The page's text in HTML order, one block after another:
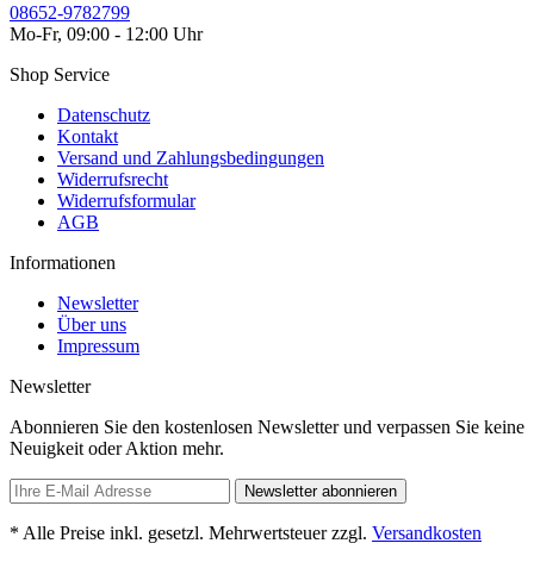
08652-9782799
Mo-Fr, 09:00 - 12:00 Uhr
Shop Service
Datenschutz
Kontakt
Versand und Zahlungsbedingungen
Widerrufsrecht
Widerrufsformular
AGB
Informationen
Newsletter
Über uns
Impressum
Newsletter
Abonnieren Sie den kostenlosen Newsletter und verpassen Sie keine
Neuigkeit oder Aktion mehr.
Newsletter abonnieren
* Alle Preise inkl. gesetzl. Mehrwertsteuer zzgl. Versandkosten